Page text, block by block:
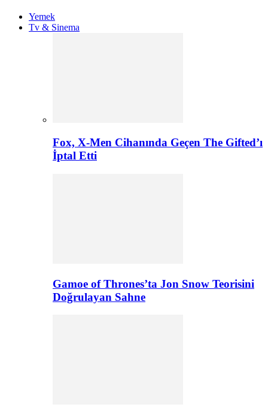
Yemek
Tv & Sinema
Fox, X-Men Cihanında Geçen The Gifted’ı
İptal Etti
Gamoe of Thrones’ta Jon Snow Teorisini
Doğrulayan Sahne